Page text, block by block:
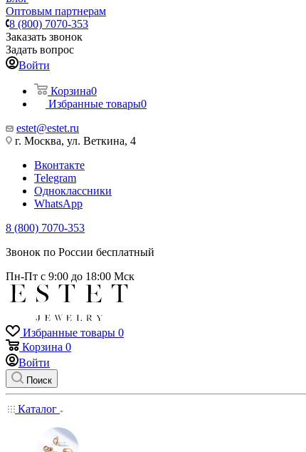
Оптовым партнерам
8 (800) 7070-353
Заказать звонок
Задать вопрос
Войти
Корзина0
Избранные товары0
estet@estet.ru
г. Москва, ул. Веткина, 4
Вконтакте
Telegram
Одноклассники
WhatsApp
8 (800) 7070-353
Звонок по России бесплатный
Пн-Пт с 9:00 до 18:00 Мск
Избранные товары 0
Корзина 0
Войти
Поиск
Каталог